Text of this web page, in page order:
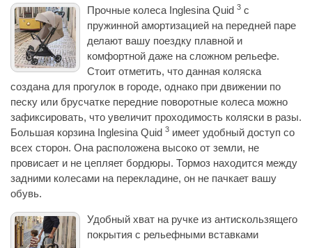
Прочные колеса Inglesina Quid 3 с
пружинной амортизацией на передней паре
делают вашу поездку плавной и
комфортной даже на сложном рельефе.
Стоит отметить, что данная коляска
создана для прогулок в городе, однако при движении по
песку или брусчатке передние поворотные колеса можно
зафиксировать, что увеличит проходимость коляски в разы.
Большая корзина Inglesina Quid 3 имеет удобный доступ со
всех сторон. Она расположена высоко от земли, не
провисает и не цепляет бордюры. Тормоз находится между
задними колесами на перекладине, он не пачкает вашу
обувь.
Удобный хват на ручке из антискользящего
покрытия с рельефными вставками